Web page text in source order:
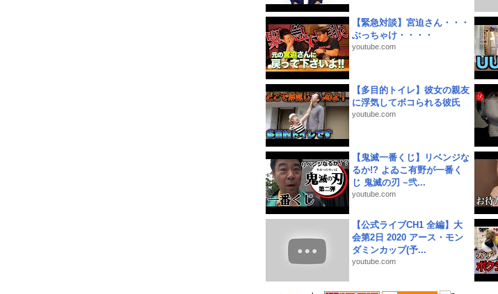
【緊急対談】宮迫さん・・・
ぶっちゃけ・・・・
youtube.com
【多目的トイレ】彼女の親友
に浮気してボコられる彼氏
youtube.com
【鬼滅一番くじ】リベンジな
るか!? よゐこ有野が一番く
じ 鬼滅の刃 ~弐...
youtube.com
【公式ライブCH1 全編】大
会第2日 2020 アース・モン
ダミンカップ(予...
youtube.com